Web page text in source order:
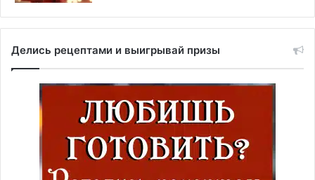
Делись рецептами и выигрывай призы